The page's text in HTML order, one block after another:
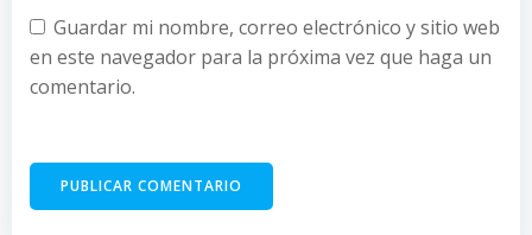
Guardar mi nombre, correo electrónico y sitio web
en este navegador para la próxima vez que haga un
comentario.